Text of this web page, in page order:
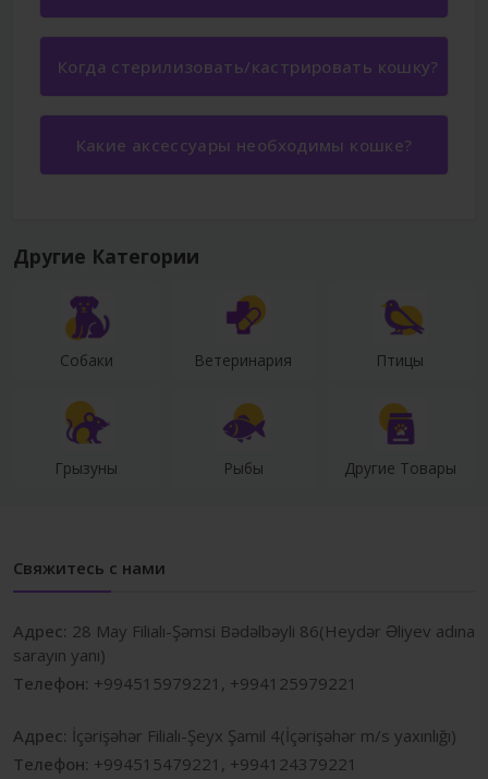
Когда стерилизовать/кастрировать кошку?
Какие аксессуары необходимы кошке?
Другие Категории
Собаки Ветеринария Птицы
Грызуны Рыбы Другие Товары
Свяжитесь с нами
Адрес: 28 May Filialı-Şəmsi Bədəlbəyli 86(Heydər Əliyev adına
sarayın yanı)
Телефон: +994515979221, +994125979221
Адрес: İçərişəhər Filialı-Şeyx Şamil 4(İçərişəhər m/s yaxınlığı)
Телефон: +994515479221, +994124379221